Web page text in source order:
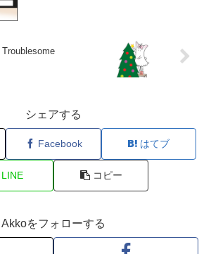
シェアする
Facebook はてブ
LINE コピー
Akkoをフォローする